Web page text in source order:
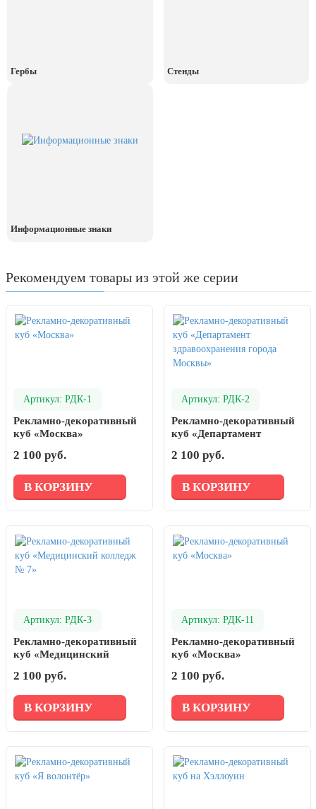
28 июля, День Крещения Руси
Гербы Стенды
Информационные знаки
Рекомендуем товары из этой же серии
Артикул: РДК-1
Рекламно-декоративный
куб «Москва»
2 100 руб.
В КОРЗИНУ
Артикул: РДК-2
Рекламно-декоративный
куб «Департамент
Москвы»
2 100 руб.
В КОРЗИНУ
Артикул: РДК-3
Рекламно-декоративный
куб «Медицинский
2 100 руб.
В КОРЗИНУ
Артикул: РДК-11
Рекламно-декоративный
куб «Москва»
2 100 руб.
В КОРЗИНУ